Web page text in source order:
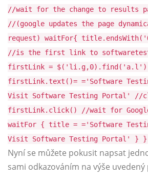
//wait for the change to results
//(google updates the page
request) waitFor{
//is the first link to
firstLink = $('li.g,0).find('a.l')
firstLink.text()= ='Software
Visit Software Testing Portal'
firstLink.click() //wait for
waitFor { title = ='Software
Visit Software Testing Portal' } }
Nyní se můžete pokusit napsat
sami odkazováním na výše uvedený